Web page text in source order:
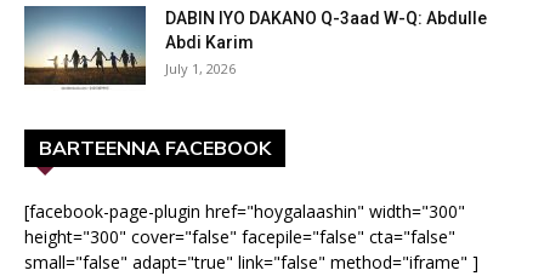
DABIN IYO DAKANO Q-3aad W-Q: Abdulle
Abdi Karim
July 1, 2026
BARTEENNA FACEBOOK
[facebook-page-plugin href="hoygalaashin" width="300"
height="300" cover="false" facepile="false" cta="false"
small="false" adapt="true" link="false" method="iframe" ]